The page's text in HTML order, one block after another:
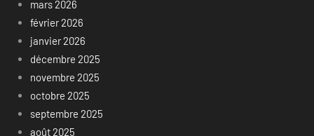
mars 2026
février 2026
janvier 2026
décembre 2025
novembre 2025
octobre 2025
septembre 2025
août 2025